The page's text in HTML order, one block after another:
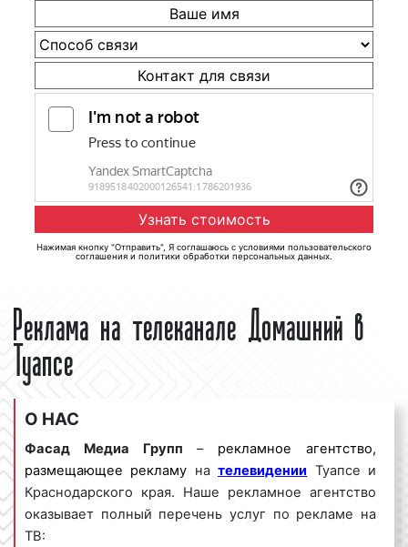
Нажимая кнопку "Отправить", Я соглашаюсь с условиями пользовательского
соглашения и политики обработки персональных данных
Реклама на телеканале Домашний в
Туапсе
О НАС
Фасад Медиа Групп – рекламное агентство,
размещающее рекламу нателевидении Туапсе и
Краснодарского края. Наше рекламное агентство
оказывает полный перечень услуг по рекламе на
ТВ: